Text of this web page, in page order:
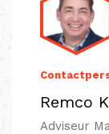
Remco
Adviseur